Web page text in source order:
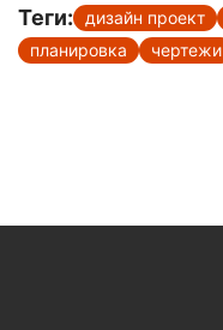
Теги: дизайн проект
планировка
чертежи